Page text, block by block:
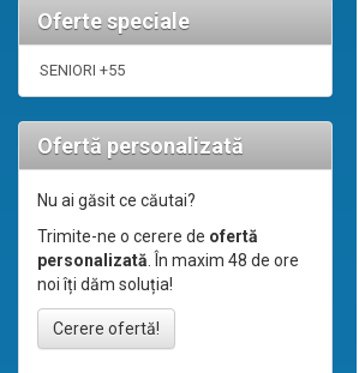
Oferte speciale
SENIORI +55
Ofertă personalizată
Nu ai găsit ce căutai?
Trimite-ne o cerere de ofertă
personalizată. În maxim 48 de ore
noi îți dăm soluția!
Cerere ofertă!